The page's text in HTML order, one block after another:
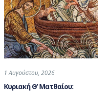
1 Αυγούστου, 2026
Κυριακή Θ’ Ματθαίου: